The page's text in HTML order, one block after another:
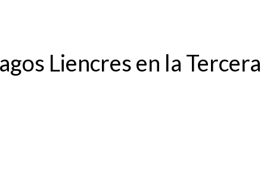
Liencres en la Tercera